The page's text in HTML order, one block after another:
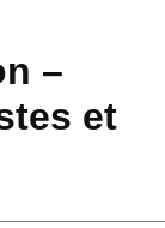
–
et